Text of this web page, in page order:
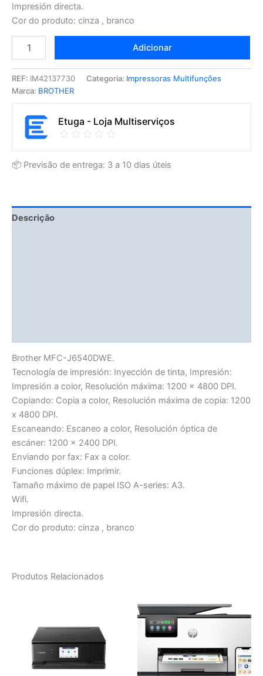
Impresión directa.
Cor do produto: cinza , branco
Adicionar
REF: IM42137730 Categoria: Impressoras Multifunções
Marca: BROTHER
Etuga - Loja Multiserviços
📦 Previsão de entrega: 3 a 10 dias úteis
Descrição
Brother MFC-J6540DWE.
Tecnología de impresión: Inyección de tinta, Impresión:
Impresión a color, Resolución máxima: 1200 x 4800 DPI.
Copiando: Copia a color, Resolución máxima de copia: 1200
x 4800 DPI.
Escaneando: Escaneo a color, Resolución óptica de
escáner: 1200 x 2400 DPI.
Enviando por fax: Fax a color.
Funciones dúplex: Imprimir.
Tamaño máximo de papel ISO A-series: A3.
Wifi.
Impresión directa.
Cor do produto: cinza , branco
Produtos Relacionados